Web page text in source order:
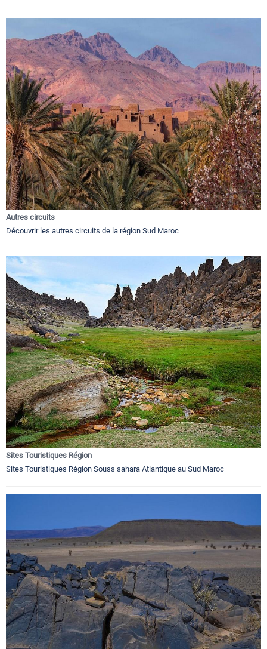
Autres circuits
Découvrir les autres circuits de la région Sud Maroc
Sites Touristiques Région
Sites Touristiques Région Souss sahara Atlantique au Sud Maroc